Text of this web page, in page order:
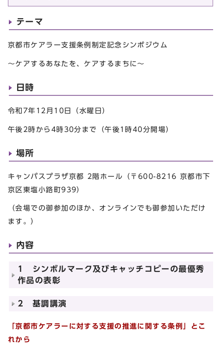
テーマ
京都市ケアラー支援条例制定記念シンポジウム
～ケアするあなたを、ケアするまちに～
日時
令和7年12月10日（水曜日）
午後2時から4時30分まで（午後1時40分開場）
場所
キャンパスプラザ京都 2階ホール（〒600-8216 京都市下
京区東塩小路町939）
（会場での御参加のほか、オンラインでも御参加いただけ
ます。）
内容
1 シンボルマーク及びキャッチコピーの最優秀
作品の表彰
2 基調講演
「京都市ケアラーに対する支援の推進に関する条例」とこ
れから